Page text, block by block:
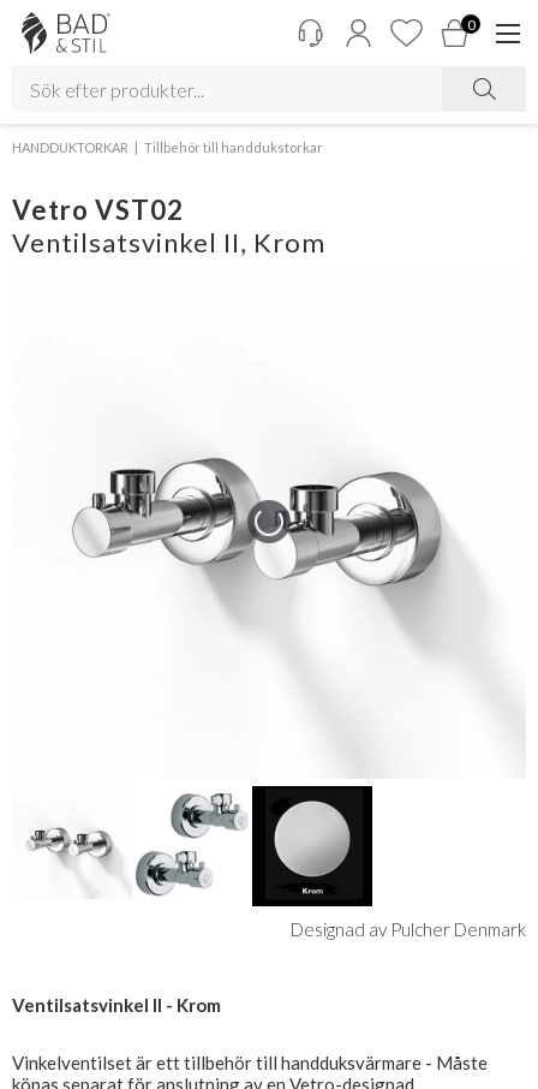
0
HANDDUKTORKAR Tillbehör till handdukstorkar
Vetro VST02
Ventilsatsvinkel II, Krom
Designad av Pulcher Denmark
Ventilsatsvinkel II - Krom
Vinkelventilset är ett tillbehör till handduksvärmare - Måste
köpas separat för anslutning av en Vetro-designad